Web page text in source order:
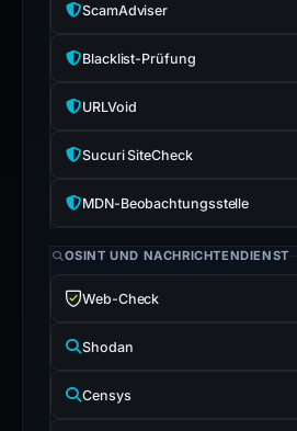
ScamAdviser
Blacklist-Prüfung
URLVoid
Sucuri SiteCheck
MDN-Beobachtungsstelle
OSINT UND NACHRICHTENDIENST
Web-Check
Shodan
Censys